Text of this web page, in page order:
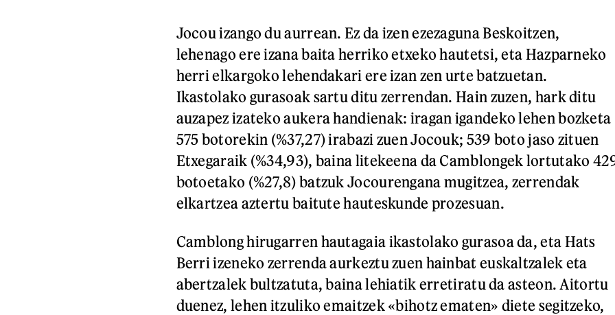
Jocou izango du aurrean. Ez da izen ezezaguna Beskoitzen,
lehenago ere izana baita herriko etxeko hautetsi, eta Hazparneko
herri elkargoko lehendakari ere izan zen urte batzuetan.
Ikastolako gurasoak sartu ditu zerrendan. Hain zuzen, hark ditu
auzapez izateko aukera handienak: iragan igandeko lehen bozketa
575 botorekin (%37,27) irabazi zuen Jocouk; 539 boto jaso zituen
Etxegaraik (%34,93), baina litekeena da Camblongek lortutako
botoetako (%27,8) batzuk Jocourengana mugitzea, zerrendak
elkartzea aztertu baitute hauteskunde prozesuan.
Camblong hirugarren hautagaia ikastolako gurasoa da, eta Hats
Berri izeneko zerrenda aurkeztu zuen hainbat euskaltzalek eta
abertzalek bultzatuta, baina lehiatik erretiratu da asteon. Aitortu
duenez, lehen itzuliko emaitzek «bihotz ematen» diete segitzeko,